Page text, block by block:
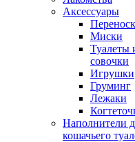
Аксессуары
Миски
Туалеты
совочки
Игрушки
Груминг
Лежаки
Наполнители
кошачьего